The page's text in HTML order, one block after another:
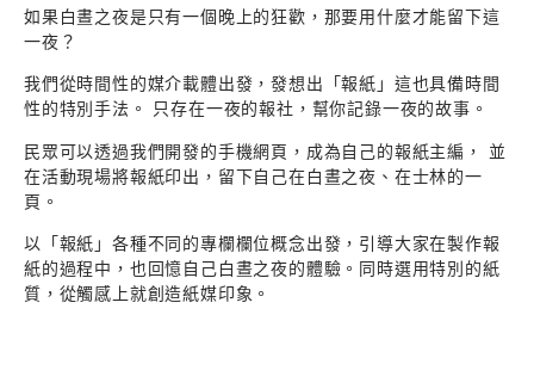
如果白晝之夜是只有一個晚上的狂歡，那要用什麼才能留下這
一夜？
我們從時間性的媒介載體出發，發想出「報紙」這也具備時間
性的特別手法。 只存在一夜的報社，幫你記錄一夜的故事。
民眾可以透過我們開發的手機網頁，成為自己的報紙主編， 並
在活動現場將報紙印出，留下自己在白晝之夜、在士林的一
頁。
以「報紙」各種不同的專欄欄位概念出發，引導大家在製作報
紙的過程中，也回憶自己白晝之夜的體驗。同時選用特別的紙
質，從觸感上就創造紙媒印象。